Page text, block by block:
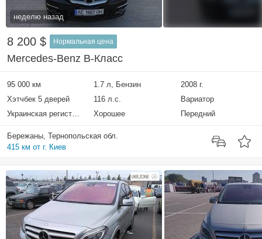
неделю назад
8 200 $ Нормальная цена
Mercedes-Benz B-Класс
95 000 км 1.7 л, Бензин
2008 г.
Хэтчбек 5 дверей
116 л.с.
Вариатор
Украинская регистрация
Хорошее Передний
Бережаны, Тернопольская обл.
415 км от г. Киев